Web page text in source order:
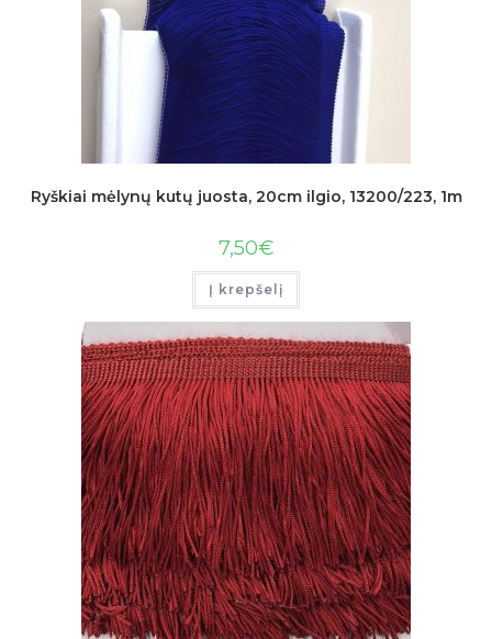
Ryškiai mėlynų kutų juosta, 20cm ilgio, 13200/223, 1m
7,50€
Į krepšelį